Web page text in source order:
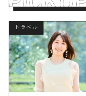
トラベル